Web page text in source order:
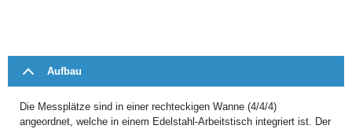
Aufbau
Die Messplätze sind in einer rechteckigen Wanne (4/4/4)
angeordnet, welche in einem Edelstahl-Arbeitstisch integriert ist. Der